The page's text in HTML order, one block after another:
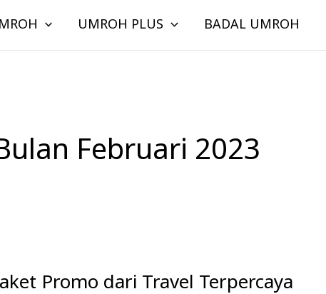
UMROH PLUS BADAL UMROH
Februari 2023
Promo dari Travel Terpercaya